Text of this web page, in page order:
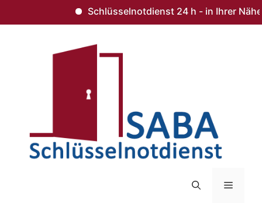
Schlüsselnotdienst 24 h - in Ihrer Nähe
Menü